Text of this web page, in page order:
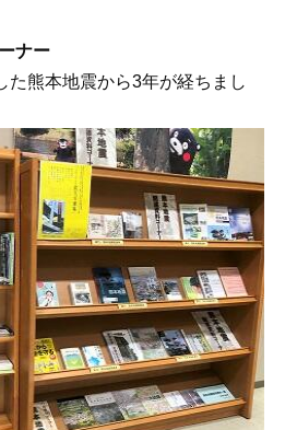
ナー
た熊本地震から3年が経ちまし